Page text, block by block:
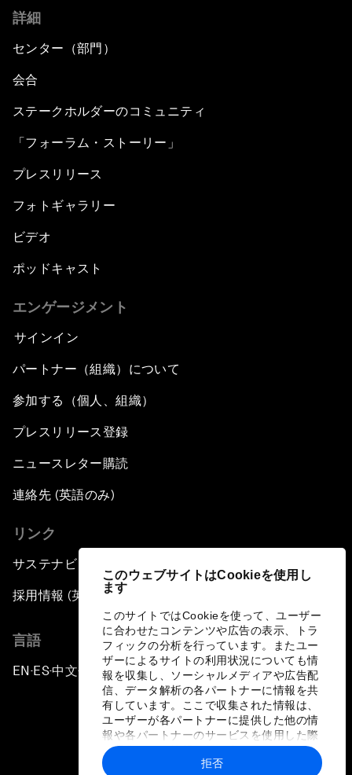
このウェブサイトはCookieを使用し
ます
このサイトではCookieを使って、ユーザー
に合わせたコンテンツや広告の表示、トラ
フィックの分析を行っています。またユー
ザーによるサイトの利用状況についても情
報を収集し、ソーシャルメディアや広告配
信、データ解析の各パートナーに情報を共
有しています。ここで収集された情報は、
ユーザーが各パートナーに提供した他の情
報や各パートナーのサービスを使用した際
に収集された情報と組み合わされ、各パー
トナーによって使用されることがありま
拒否
詳細
センター（部門）
会合
ステークホルダーのコミュニティ
「フォーラム・ストーリー」
プレスリリース
フォトギャラリー
ビデオ
ポッドキャスト
エンゲージメント
サインイン
パートナー（組織）について
参加する（個人、組織）
プレスリリース登録
ニュースレター購読
連絡先 (英語のみ)
リンク
サステナビリティへの取り組み
採用情報 (英語のみ)
言語
EN ▪ ES▪中文▪ 日本語